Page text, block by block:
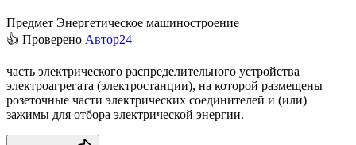
Предмет Энергетическое машиностроение
👍 Проверено Автор24
часть электрического распределительного устройства
электроагрегата (электростанции), на которой размещены
розеточные части электрических соединителей и (или)
зажимы для отбора электрической энергии.